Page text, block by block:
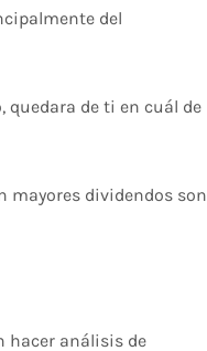
del
quedara de ti en cuál de
mayores dividendos son
hacer análisis de